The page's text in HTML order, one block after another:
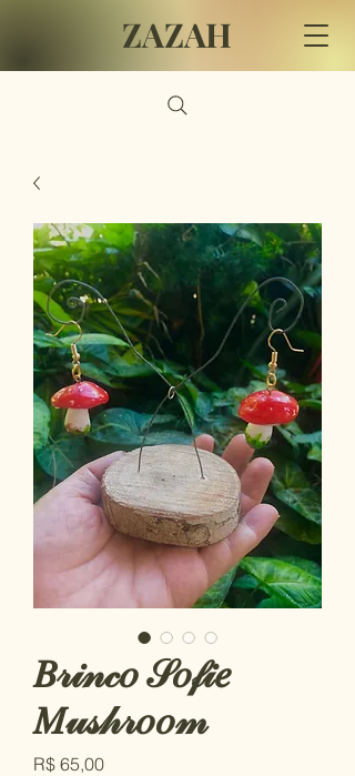
ZAZAH
𝐵𝓇𝒾𝓃𝒸𝑜 𝒮𝑜𝒻𝒾𝑒
𝑀𝓊𝓈𝒽𝓇𝑜𝑜𝓂
R$ 65,00Preço